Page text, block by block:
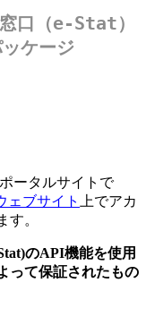
口（e-Stat）
ケージ
ータルサイトで
ェブサイト
上でアカ
す。
のAPI機能を使用
って保証されたもの